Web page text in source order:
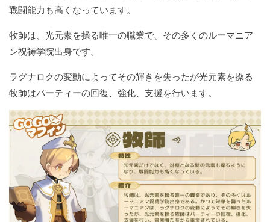
戰闘能力も高くなっています。
牧師は、光元素を操る唯一の職業で、その多くのルーマニア
ン祝祷学院出身です。
ラグナロクの変動によってその輝きを失ったが光元素を操る
牧師はパーティーの回復、強化、支援を行います。